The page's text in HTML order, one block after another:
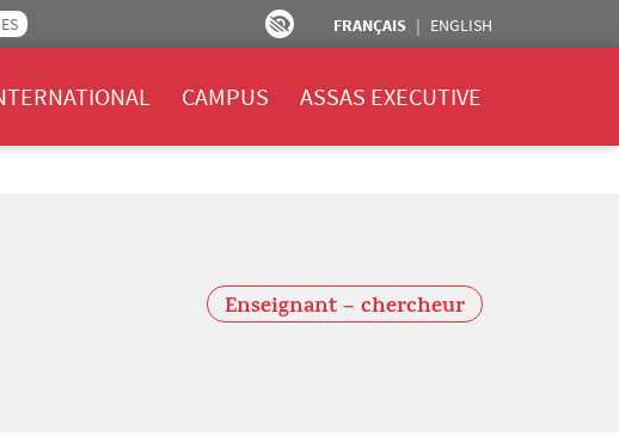
FRANÇAIS ENGLISH
CAMPUS ASSAS EXECUTIVE
Enseignant – chercheur